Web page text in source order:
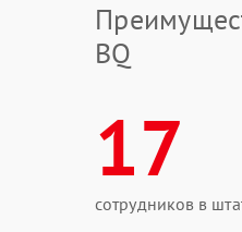
BQ
17
сотрудников в